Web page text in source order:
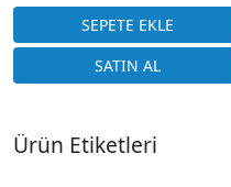
Ürün Etiketleri